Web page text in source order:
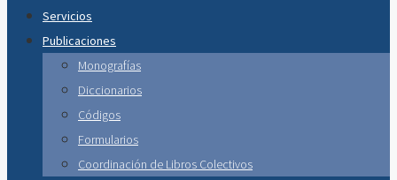
Servicios
Publicaciones
Monografías
Diccionarios
Códigos
Formularios
Coordinación de Libros Colectivos